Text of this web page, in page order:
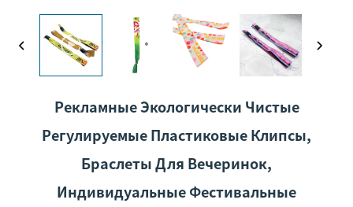
Рекламные Экологически Чистые
Регулируемые Пластиковые Клипсы,
Браслеты Для Вечеринок,
Индивидуальные Фестивальные